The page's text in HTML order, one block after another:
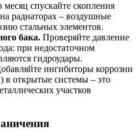
месяц спускайте скопления
радиаторах – воздушные
стальных элементов.
бака. Проверяйте давление
при недостаточном
гидроудары.
ингибиторы коррозии
в открытые системы – это
участков